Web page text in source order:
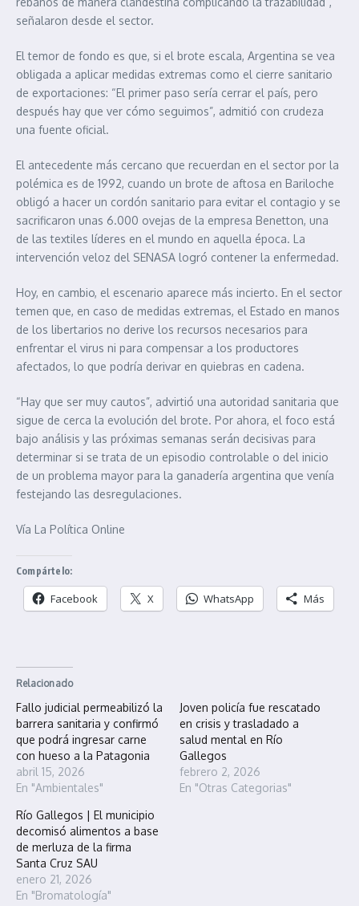
señalaron desde el sector.
El temor de fondo es que, si el brote escala, Argentina se vea
obligada a aplicar medidas extremas como el cierre sanitario
de exportaciones: “El primer paso sería cerrar el país, pero
después hay que ver cómo seguimos”, admitió con crudeza
una fuente oficial.
El antecedente más cercano que recuerdan en el sector por la
polémica es de 1992, cuando un brote de aftosa en Bariloche
obligó a hacer un cordón sanitario para evitar el contagio y se
sacrificaron unas 6.000 ovejas de la empresa Benetton, una
de las textiles líderes en el mundo en aquella época. La
intervención veloz del SENASA logró contener la enfermedad.
Hoy, en cambio, el escenario aparece más incierto. En el sector
temen que, en caso de medidas extremas, el Estado en manos
de los libertarios no derive los recursos necesarios para
enfrentar el virus ni para compensar a los productores
afectados, lo que podría derivar en quiebras en cadena.
“Hay que ser muy cautos”, advirtió una autoridad sanitaria que
sigue de cerca la evolución del brote. Por ahora, el foco está
bajo análisis y las próximas semanas serán decisivas para
determinar si se trata de un episodio controlable o del inicio
de un problema mayor para la ganadería argentina que venía
festejando las desregulaciones.
Vía La Política Online
Compártelo:
Facebook X WhatsApp Más
Relacionado
Fallo judicial permeabilizó la
barrera sanitaria y confirmó
que podrá ingresar carne
con hueso a la Patagonia
abril 15, 2026
En "Ambientales"
Joven policía fue rescatado
en crisis y trasladado a
salud mental en Río
Gallegos
febrero 2, 2026
En "Otras Categorias"
Río Gallegos | El municipio
decomisó alimentos a base
de merluza de la firma
Santa Cruz SAU
enero 21, 2026
En "Bromatología"